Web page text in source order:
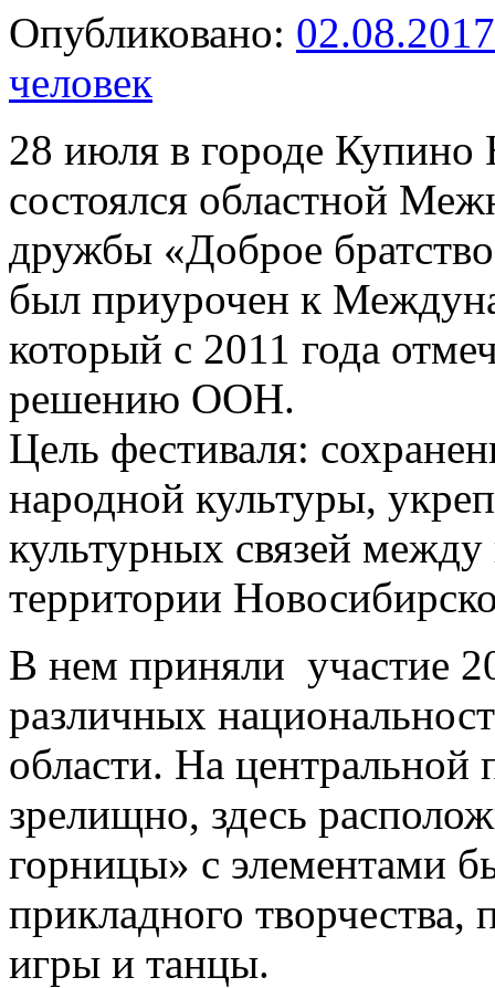
Опубликовано: 02.08.2017
человек
28 июля в городе Купино
состоялся областной
дружбы «Доброе
был приурочен к
который с 2011 года
решению ООН.
Цель фестиваля:
народной культуры,
культурных связей
территории
В нем приняли участие
различных
области. На
зрелищно, здесь
горницы» с элементами
прикладного
игры и танцы.